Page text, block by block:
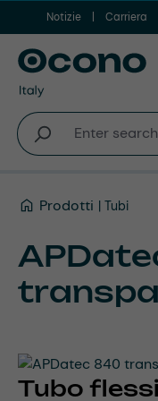
Vai al contenuto
Notizie Carriera
Prodotti Tubi
Tubo